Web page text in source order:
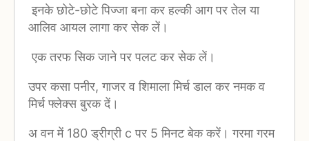
इनके छोटे-छोटे पिज्जा बना कर हल्की आग पर तेल या
आलिव आयल लागा कर सेक लें।
एक तरफ सिक जाने पर पलट कर सेक लें।
उपर कसा पनीर, गाजर व शिमाला मिर्च डाल कर नमक व
मिर्च फ्लेक्स बुरक दें।
अ वन में 180 ड्रीग्री c पर 5 मिनट बेक करें। गरमा गरम